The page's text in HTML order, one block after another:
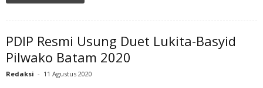
PDIP Resmi Usung Duet Lukita-Basyid
Pilwako Batam 2020
Redaksi - 11 Agustus 2020